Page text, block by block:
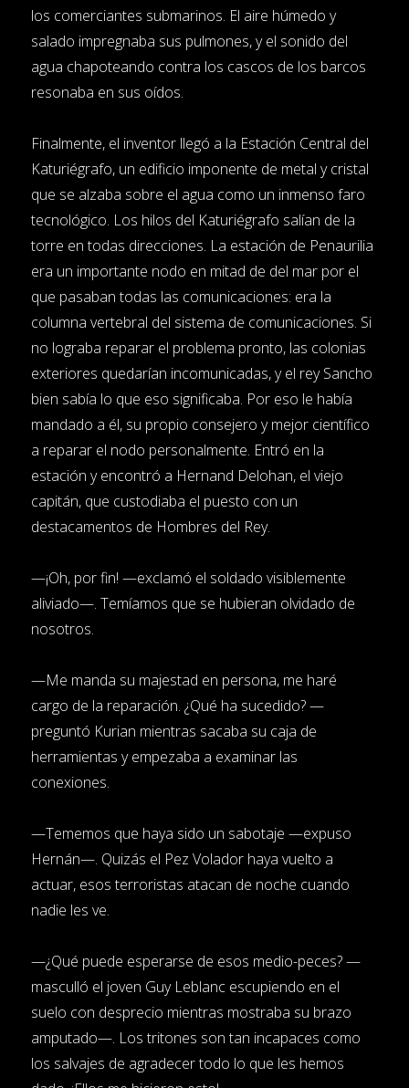
los comerciantes submarinos. El aire húmedo y
salado impregnaba sus pulmones, y el sonido del
agua chapoteando contra los cascos de los barcos
resonaba en sus oídos.
Finalmente, el inventor llegó a la Estación Central del
Katuriégrafo, un edificio imponente de metal y cristal
que se alzaba sobre el agua como un inmenso faro
tecnológico. Los hilos del Katuriégrafo salían de la
torre en todas direcciones. La estación de Penaurilia
era un importante nodo en mitad de del mar por el
que pasaban todas las comunicaciones: era la
columna vertebral del sistema de comunicaciones. Si
no lograba reparar el problema pronto, las colonias
exteriores quedarían incomunicadas, y el rey Sancho
bien sabía lo que eso significaba. Por eso le había
mandado a él, su propio consejero y mejor científico
a reparar el nodo personalmente. Entró en la
estación y encontró a Hernand Delohan, el viejo
capitán, que custodiaba el puesto con un
destacamentos de Hombres del Rey.
—¡Oh, por fin! —exclamó el soldado visiblemente
aliviado—. Temíamos que se hubieran olvidado de
nosotros.
—Me manda su majestad en persona, me haré
cargo de la reparación. ¿Qué ha sucedido? —
preguntó Kurian mientras sacaba su caja de
herramientas y empezaba a examinar las
conexiones.
—Tememos que haya sido un sabotaje —expuso
Hernán—. Quizás el Pez Volador haya vuelto a
actuar, esos terroristas atacan de noche cuando
nadie les ve.
—¿Qué puede esperarse de esos medio-peces? —
masculló el joven Guy Leblanc escupiendo en el
suelo con desprecio mientras mostraba su brazo
amputado—. Los tritones son tan incapaces como
los salvajes de agradecer todo lo que les hemos